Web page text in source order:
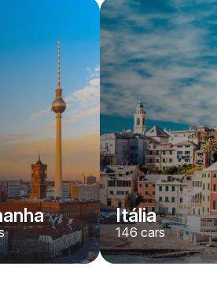
Rolls-Royce
2022•convertível
YJPXZKDA
Reserve agora
Itália
146 cars